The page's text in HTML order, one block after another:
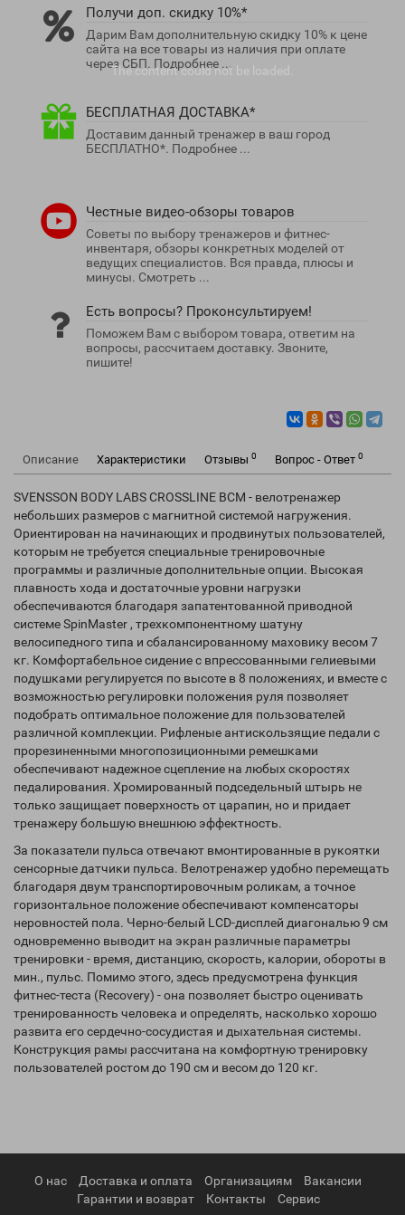
The contentcould not be loaded.
Получи доп. скидку 10%*
Дарим Вам дополнительную скидку 10% к цене
сайта на все товары из наличия при оплате
через СБП. Подробнее ...
БЕСПЛАТНАЯ ДОСТАВКА*
Доставим данный тренажер в ваш город
БЕСПЛАТНО*. Подробнее ...
Честные видео-обзоры товаров
Советы по выбору тренажеров и фитнес-
инвентаря, обзоры конкретных моделей от
ведущих специалистов. Вся правда, плюсы и
минусы. Смотреть ...
Есть вопросы? Проконсультируем!
Поможем Вам с выбором товара, ответим на
вопросы, рассчитаем доставку. Звоните,
пишите!
Описание Характеристики Отзывы 0 Вопрос - Ответ 0
SVENSSON BODY LABS CROSSLINE BCM - велотренажер
небольших размеров с магнитной системой нагружения.
Ориентирован на начинающих и продвинутых пользователей,
которым не требуется специальные тренировочные
программы и различные дополнительные опции. Высокая
плавность хода и достаточные уровни нагрузки
обеспечиваются благодаря запатентованной приводной
системе SpinMaster , трехкомпонентному шатуну
велосипедного типа и сбалансированному маховику весом 7
кг. Комфортабельное сидение с впрессованными гелиевыми
подушками регулируется по высоте в 8 положениях, и вместе с
возможностью регулировки положения руля позволяет
подобрать оптимальное положение для пользователей
различной комплекции. Рифленые антискользящие педали с
прорезиненными многопозиционными ремешками
обеспечивают надежное сцепление на любых скоростях
педалирования. Хромированный подседельный штырь не
только защищает поверхность от царапин, но и придает
тренажеру большую внешнюю эффектность.
За показатели пульса отвечают вмонтированные в рукоятки
сенсорные датчики пульса. Велотренажер удобно перемещать
благодаря двум транспортировочным роликам, а точное
горизонтальное положение обеспечивают компенсаторы
неровностей пола. Черно-белый LCD-дисплей диагональю 9 см
одновременно выводит на экран различные параметры
тренировки - время, дистанцию, скорость, калории, обороты в
мин., пульс. Помимо этого, здесь предусмотрена функция
фитнес-теста (Recovery) - она позволяет быстро оценивать
тренированность человека и определять, насколько хорошо
развита его сердечно-сосудистая и дыхательная системы.
Конструкция рамы рассчитана на комфортную тренировку
пользователей ростом до 190 см и весом до 120 кг.
О нас Доставка и оплата Организациям
Вакансии
Гарантии и возврат
Контакты Сервис